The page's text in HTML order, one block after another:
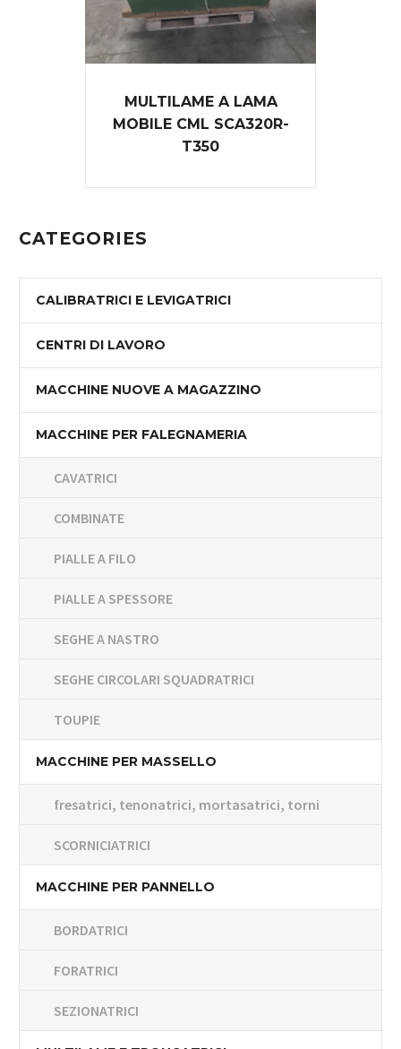
MULTILAME A LAMA
MOBILE CML SCA320R-
T350
CATEGORIES
CALIBRATRICI E LEVIGATRICI
CENTRI DI LAVORO
MACCHINE NUOVE A MAGAZZINO
MACCHINE PER FALEGNAMERIA
CAVATRICI
COMBINATE
PIALLE A FILO
PIALLE A SPESSORE
SEGHE A NASTRO
SEGHE CIRCOLARI SQUADRATRICI
TOUPIE
MACCHINE PER MASSELLO
fresatrici, tenonatrici, mortasatrici, torni
SCORNICIATRICI
MACCHINE PER PANNELLO
BORDATRICI
FORATRICI
SEZIONATRICI